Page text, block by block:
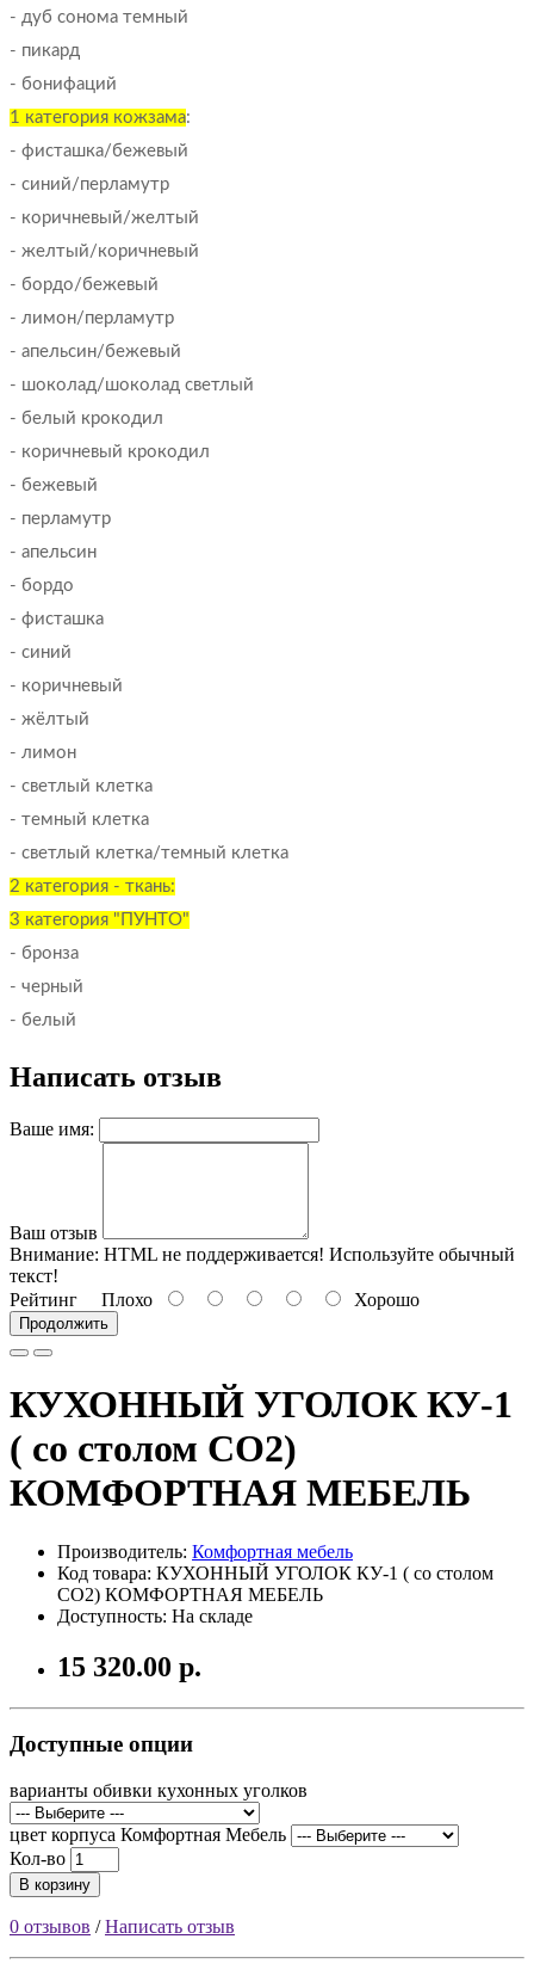
- дуб сонома темный
- пикард
- бонифаций
1 категория кожзама:
- фисташка/бежевый
- синий/перламутр
- коричневый/желтый
- желтый/коричневый
- бордо/бежевый
- лимон/перламутр
- апельсин/бежевый
- шоколад/шоколад светлый
- белый крокодил
- коричневый крокодил
- бежевый
- перламутр
- апельсин
- бордо
- фисташка
- синий
- коричневый
- жёлтый
- лимон
- светлый клетка
- темный клетка
- светлый клетка/темный клетка
2 категория - ткань:
3 категория "ПУНТО"
- бронза
- черный
- белый
Написать отзыв
Ваше имя:
Ваш отзыв
Внимание: HTML не поддерживается! Используйте обычный
текст!
Рейтинг Плохо Хорошо
Продолжить
КУХОННЫЙ УГОЛОК КУ-1
( со столом СО2)
КОМФОРТНАЯ МЕБЕЛЬ
Производитель: Комфортная мебель
Код товара: КУХОННЫЙ УГОЛОК КУ-1 ( со столом
СО2) КОМФОРТНАЯ МЕБЕЛЬ
Доступность: На складе
15 320.00 р.
Доступные опции
варианты обивки кухонных уголков
цвет корпуса Комфортная Мебель
Кол-во
В корзину
0 отзывов /Написать отзыв